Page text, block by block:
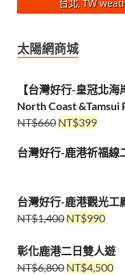
台北, TW
太陽網商城
【台灣好行-皇冠北
North Coast &Tamsui
NT$660 NT$399
台灣好行-鹿港祈福線
台灣好行-鹿港觀光工
NT$1,400 NT$990
彰化鹿港二日雙人遊
NT$6,800 NT$4,500